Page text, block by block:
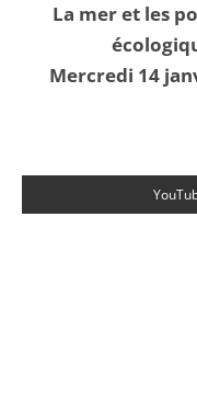
La mer et les
Mercredi 14